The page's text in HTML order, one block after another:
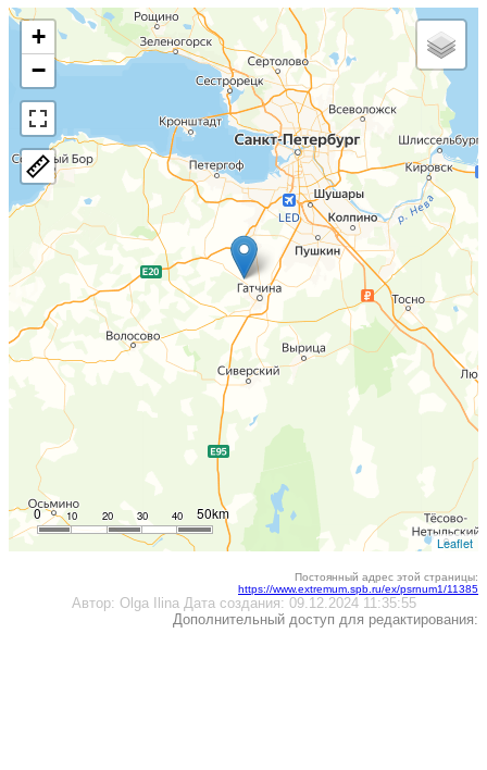
+
−
10
0 20 30 40 50km
Leaflet
Постоянный адрес этой страницы:
https://www.extremum.spb.ru/ex/psrnum1/11385
Автор: Olga IlinaДата создания: 09.12.2024 11:35:55
Дополнительный доступ для редактирования: